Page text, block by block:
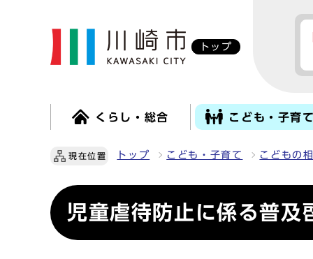
トップ
くらし・総合 こども・子育
現在位置 トップ こども・子育て こどもの
児童虐待防止に係る普及